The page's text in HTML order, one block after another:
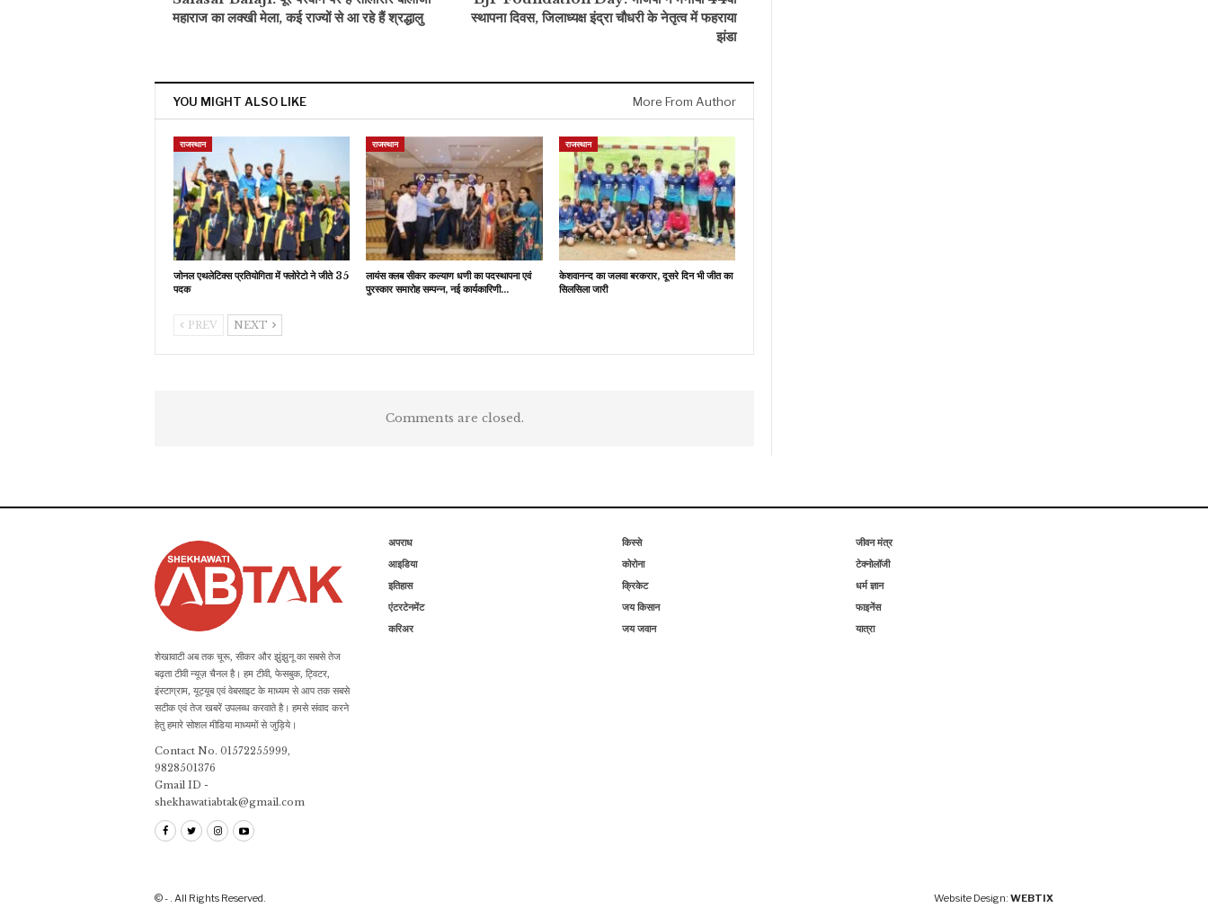
महाराज का लक्खी मेला, कई राज्यों से आ रहे हैं श्रद्धालु
स्थापना दिवस, जिलाध्यक्ष इंद्रा चौधरी के नेतृत्व में फहराया
झंडा
YOU MIGHT ALSO LIKE More From Author
राजस्थान
जोनल एथलेटिक्स प्रतियोगिता में फ्लोरेटो ने जीते 35
पदक
राजस्थान
लायंस क्लब सीकर कल्याण धणी का पदस्थापना एवं
पुरस्कार समारोह सम्पन्न, नई कार्यकारिणी…
राजस्थान
केशवानन्द का जलवा बरकरार, दूसरे दिन भी जीत का
सिलसिला जारी
PREV NEXT
Comments are closed.
शेखावाटी अब तक चूरू, सीकर और झुंझुनू का सबसे तेज
बढ़ता टीवी न्यूज़ चैनल है। हम टीवी, फेसबुक, ट्विटर,
इंस्टाग्राम, यूट्यूब एवं वेबसाइट के माध्यम से आप तक सबसे
सटीक एवं तेज खबरें उपलब्ध करवाते है। हमसे संवाद करने
हेतु हमारे सोशल मीडिया माध्यमों से जुड़िये।
Contact No. 01572255999,
9828501376
Gmail ID -
shekhawatiabtak@gmail.com
अपराध
आइडिया
इतिहास
एंटरटेनमेंट
करिअर
किस्से
कोरोना
क्रिकेट
जय किसान
जय जवान
जीवन मंत्र
टेक्नोलॉजी
धर्म ज्ञान
फाइनेंस
यात्रा
© - . All Rights Reserved. Website Design: WEBTIX